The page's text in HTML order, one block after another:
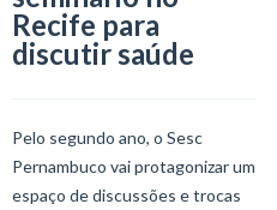
Recife para
discutir saúde
Pelo segundo ano, o Sesc
Pernambuco vai protagonizar um
espaço de discussões e trocas